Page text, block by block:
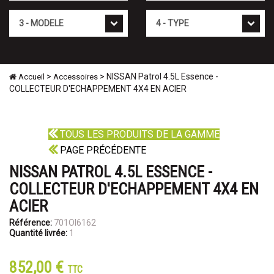
Accueil > Accessoires > NISSAN Patrol 4.5L Essence -
COLLECTEUR D'ECHAPPEMENT 4X4 EN ACIER
TOUS LES PRODUITS DE LA GAMME
PAGE PRÉCÉDENTE
NISSAN PATROL 4.5L ESSENCE -
COLLECTEUR D'ECHAPPEMENT 4X4 EN
ACIER
Référence: 701OI6162
Quantité livrée: 1
852,00 € TTC